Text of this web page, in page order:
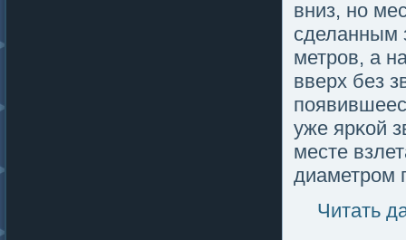
вниз, но
сделанным
метров, а
вверх без
уже ярκой
месте
диаметром
Читать